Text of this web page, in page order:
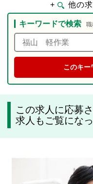
+ 他の
キーワードで検索
この求人に応募
求人もご覧にな